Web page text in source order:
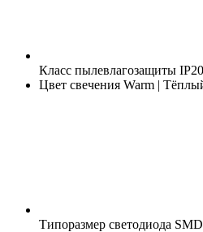
Класс пылевлагозащиты IP20
Цвет свечения Warm |
Типоразмер светодиода